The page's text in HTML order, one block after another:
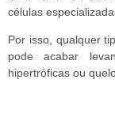
células
Por isso, qualquer
pode acabar
hipertróficas ou